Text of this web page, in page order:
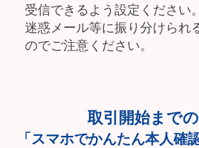
受信できるよう設定ください
迷惑メール等に振り分けられ
のでご注意ください。
取引開始まで
「スマホでかんたん本人確